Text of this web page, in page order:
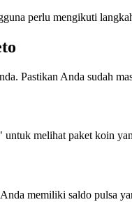
perlu mengikuti
Pastikan Anda sudah
melihat paket koin
memiliki saldo pulsa